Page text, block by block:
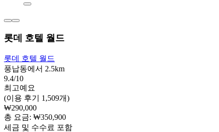
롯데 호텔 월드
롯데 호텔 월드
풍납동에서 2.5km
9.4/10
최고예요
(이용 후기 1,509개)
₩290,000
총 요금: ₩350,900
세금 및 수수료 포함